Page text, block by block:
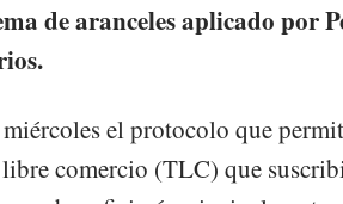
de aranceles aplicado por
el protocolo que
comercio (TLC) que